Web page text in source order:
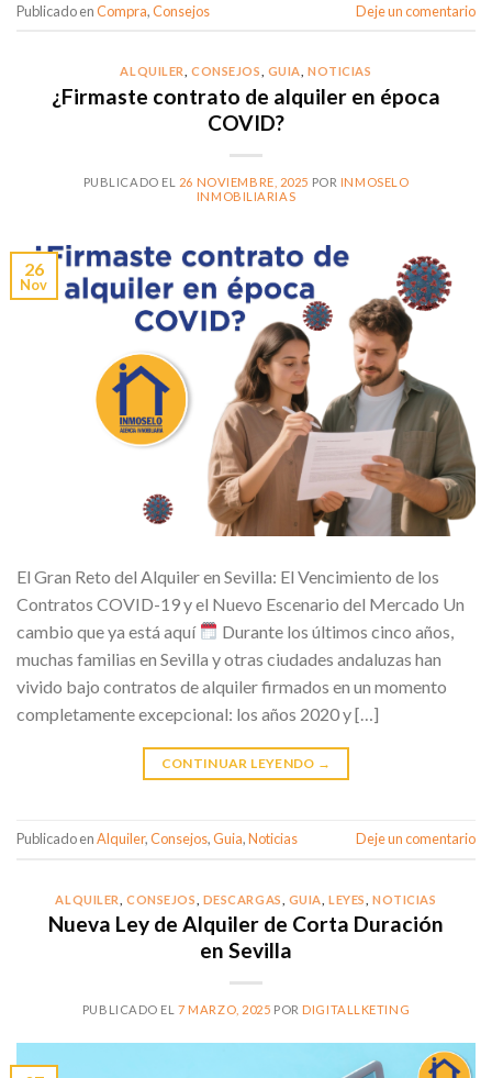
Publicado enCompra,Consejos Deje un comentario
ALQUILER ,CONSEJOS GUIA ,NOTICIAS
¿Firmaste contrato de alquiler en época
COVID?
PUBLICADO EL 26 NOVIEMBRE, 2025 POR INMOSELO
INMOBILIARIAS
26
Nov
El Gran Reto del Alquiler en Sevilla: El Vencimiento de los
Contratos COVID-19 y el Nuevo Escenario del Mercado Un
cambio que ya está aquí
Durante los últimos cinco años,
muchas familias en Sevilla y otras ciudades andaluzas han
vivido bajo contratos de alquiler firmados en un momento
completamente excepcional: los años 2020 y […]
CONTINUAR LEYENDO →
Publicado enAlquiler,Consejos,Guia,Noticias Deje un comentario
ALQUILER ,CONSEJOS DESCARGAS GUIA ,LEYES ,NOTICIAS
Nueva Ley de Alquiler de Corta Duración
en Sevilla
PUBLICADO EL7 MARZO, 2025 POR DIGITALLKETING